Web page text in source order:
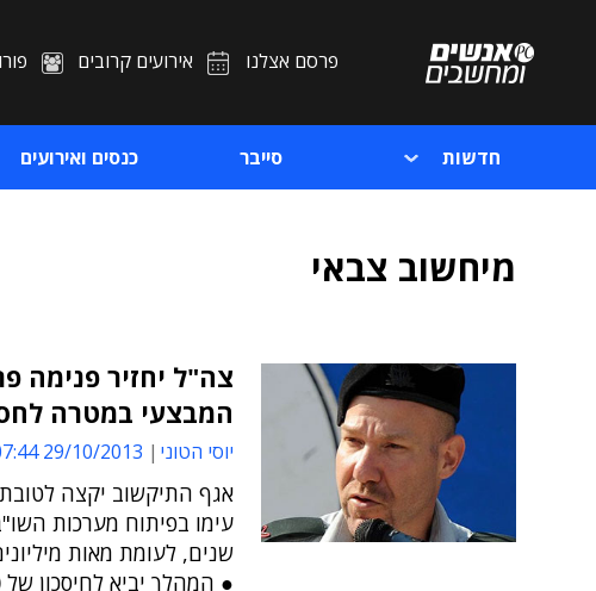
פרסם אצלנו אירועים קרובים
חדשות סייבר כנסים ואירועים
מיחשוב צבאי
המבצעי במטרה
יוסי הטוני 29/10/2013 07:44
אגף התיקשוב יקצה
שנים, לעומת מאות